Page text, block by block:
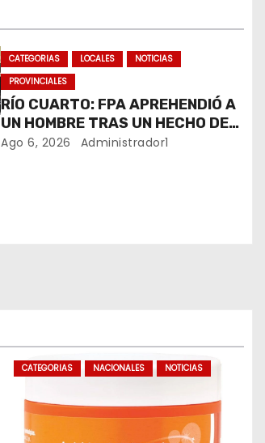
CATEGORIAS LOCALES
NOTICIAS
PROVINCIALES
RÍO CUARTO: FPA APREHENDIÓ A
UN HOMBRE TRAS UN HECHO DE
HURTO EN UNA VETERINARIA
Ago 6, 2026 Administrador1
CATEGORIAS NACIONALES NOTICIAS